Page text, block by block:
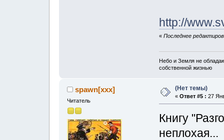
http://
« Последнее
Небо и Земля не
собственной жизнью
spawn[xxx]
Читатель
(Нет темы)
« Ответ #5 : 27
Книгу
неплохая...